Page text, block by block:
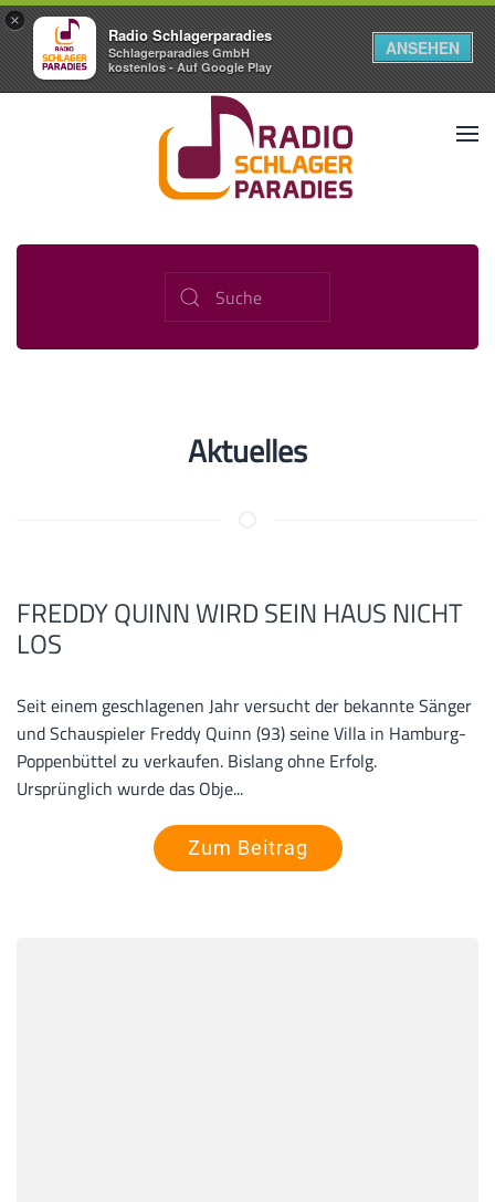
×
Radio Schlagerparadies
Schlagerparadies GmbH
kostenlos - Auf Google Play
ANSEHEN
Aktuelles
FREDDY QUINN WIRD SEIN HAUS NICHT
LOS
Seit einem geschlagenen Jahr versucht der bekannte Sänger
und Schauspieler Freddy Quinn (93) seine Villa in Hamburg-
Poppenbüttel zu verkaufen. Bislang ohne Erfolg.
Ursprünglich wurde das Obje...
Zum Beitrag